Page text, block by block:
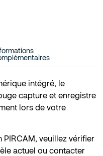
intégré, le
capture et enregistre
lors de votre
PIRCAM, veuillez vérifier
actuel ou contacter